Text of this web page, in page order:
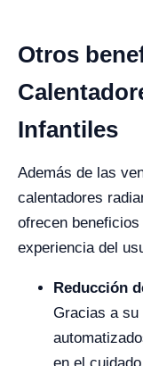
Otros
Infantiles
Además de las
calentadores
ofrecen
experiencia del
Reducción
Gracias a su